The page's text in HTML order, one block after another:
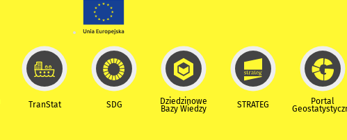
TranStat SDG Dziedzinowe
Bazy Wiedzy STRATEG Portal